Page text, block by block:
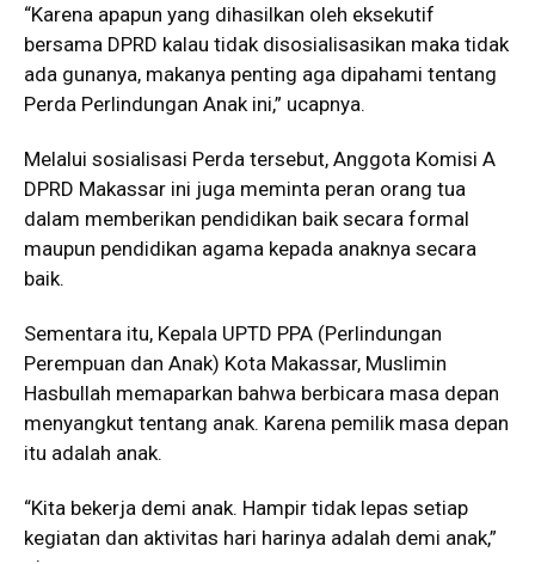
“Karena apapun yang dihasilkan oleh eksekutif
bersama DPRD kalau tidak disosialisasikan maka tidak
ada gunanya, makanya penting aga dipahami tentang
Perda Perlindungan Anak ini,” ucapnya.
Melalui sosialisasi Perda tersebut, Anggota Komisi A
DPRD Makassar ini juga meminta peran orang tua
dalam memberikan pendidikan baik secara formal
maupun pendidikan agama kepada anaknya secara
baik.
Sementara itu, Kepala UPTD PPA (Perlindungan
Perempuan dan Anak) Kota Makassar, Muslimin
Hasbullah memaparkan bahwa berbicara masa depan
menyangkut tentang anak. Karena pemilik masa depan
itu adalah anak.
“Kita bekerja demi anak. Hampir tidak lepas setiap
kegiatan dan aktivitas hari harinya adalah demi anak,”